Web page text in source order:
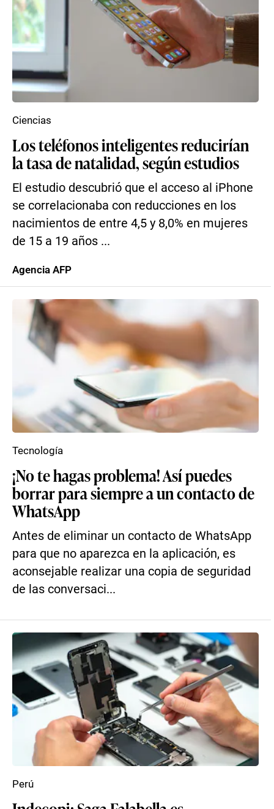
Los teléfonos inteligentes reducirían
la tasa de natalidad, según estudios
El estudio descubrió que el acceso al iPhone
se correlacionaba con reducciones en los
nacimientos de entre 4,5 y 8,0% en mujeres
de 15 a 19 años ...
Ciencias
Agencia AFP
¡No te hagas problema! Así puedes
borrar para siempre a un contacto de
WhatsApp
Antes de eliminar un contacto de WhatsApp
para que no aparezca en la aplicación, es
aconsejable realizar una copia de seguridad
de las conversaci...
Tecnología
Perú